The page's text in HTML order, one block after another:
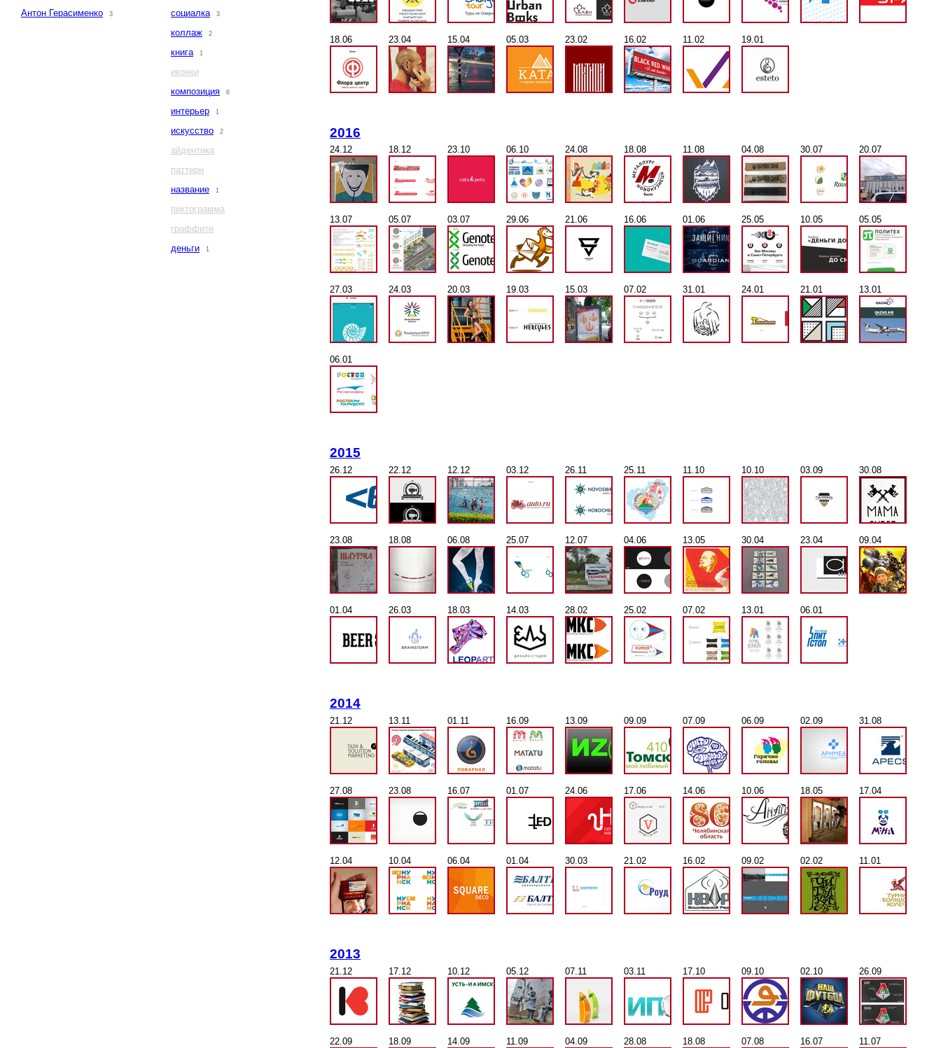
Антон Герасименко 3 социалка 3
коллаж 2
книга 1
иконки
композиция
6
интерьер 1
искусство 2
айдентика
паттерн
название
1
пиктограмма
граффити
деньги
1
18.06 23.04 15.04 05.03 23.02 16.02 11.02 19.01
2016
24.12 18.12 23.10 06.10 24.08 18.08 11.08 04.08 30.07 20.07
13.07 05.07 03.07 29.06 21.06 16.06 01.06 25.05 10.05 05.05
27.03 24.03 20.03 19.03 15.03 07.02 31.01 24.01 21.01 13.01
06.01
2015
26.12 22.12 12.12 03.12 26.11 25.11 11.10 10.10 03.09 30.08
23.08 18.08 06.08 25.07 12.07 04.06 13.05 30.04 23.04 09.04
01.04 26.03 18.03 14.03 28.02 25.02 07.02 13.01 06.01
2014
21.12 13.11 01.11 16.09 13.09 09.09 07.09 06.09 02.09 31.08
27.08 23.08 16.07 01.07 24.06 17.06 14.06 10.06 18.05 17.04
12.04 10.04 06.04 01.04 30.03 21.02 16.02 09.02 02.02 11.01
2013
21.12 17.12 10.12 05.12 07.11 03.11 17.10 09.10 02.10 26.09
22.09 18.09 14.09 11.09 04.09 28.08 18.08 07.08 16.07 11.07